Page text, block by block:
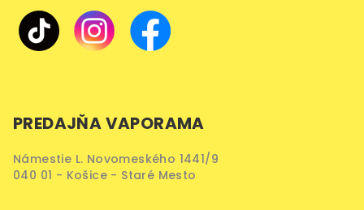
PREDAJŇA VAPORAMA
Námestie L. Novomeského 1441/9
040 01 - Košice - Staré Mesto